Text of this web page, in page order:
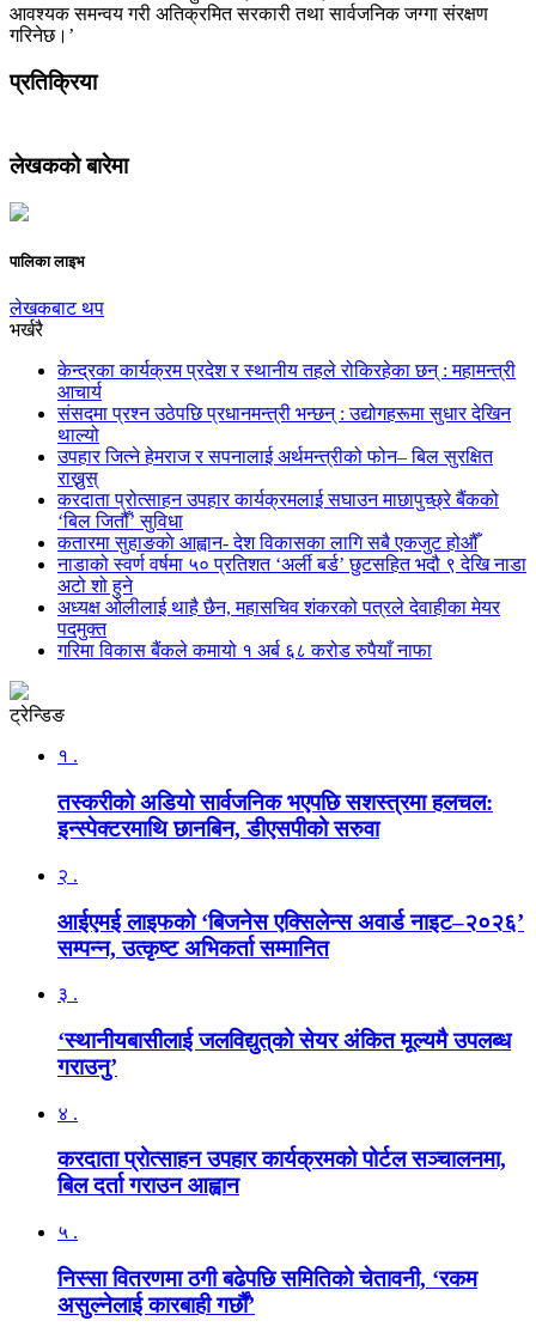
आवश्यक समन्वय गरी अतिक्रमित सरकारी तथा सार्वजनिक जग्गा संरक्षण
गरिनेछ।’
प्रतिक्रिया
लेखकको बारेमा
पालिका लाइभ
लेखकबाट थप
भर्खरै
केन्द्रका कार्यक्रम प्रदेश र स्थानीय तहले रोकिरहेका छन् : महामन्त्री
आचार्य
संसदमा प्रश्न उठेपछि प्रधानमन्त्री भन्छन् : उद्योगहरूमा सुधार देखिन
थाल्यो
उपहार जित्ने हेमराज र सपनालाई अर्थमन्त्रीको फोन– बिल सुरक्षित
राख्नुस्
करदाता प्रोत्साहन उपहार कार्यक्रमलाई सघाउन माछापुच्छ्रे बैंकको
‘बिल जितौँ’ सुविधा
कतारमा सुहाङकाे आह्वान- देश विकासका लागि सबै एकजुट होऔँ
नाडाको स्वर्ण वर्षमा ५० प्रतिशत ‘अर्ली बर्ड’ छुटसहित भदौ ९ देखि नाडा
अटो शो हुने
अध्यक्ष ओलीलाई थाहै छैन, महासचिव शंकरको पत्रले देवाहीका मेयर
पदमुक्त
गरिमा विकास बैंकले कमायो १ अर्ब ६८ करोड रुपैयाँ नाफा
ट्रेन्डिङ
१ .
तस्करीको अडियो सार्वजनिक भएपछि सशस्त्रमा हलचल:
इन्स्पेक्टरमाथि छानबिन, डीएसपीको सरुवा
२ .
आईएमई लाइफको ‘बिजनेस एक्सिलेन्स अवार्ड नाइट–२०२६’
सम्पन्न, उत्कृष्ट अभिकर्ता सम्मानित
३ .
‘स्थानीयबासीलाई जलविद्युत्‌को सेयर अंकित मूल्यमै उपलब्ध
गराउनु’
४ .
करदाता प्रोत्साहन उपहार कार्यक्रमको पोर्टल सञ्चालनमा,
बिल दर्ता गराउन आह्वान
५ .
निस्सा वितरणमा ठगी बढेपछि समितिको चेतावनी, ‘रकम
असुल्नेलाई कारबाही गर्छाैं’